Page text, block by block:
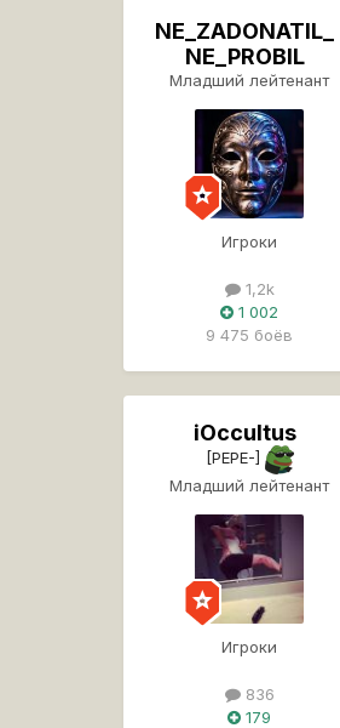
NE_ZADONATIL_
NE_PROBIL
Младший лейтенант
Игроки
1,2k
1 002
9 475 боёв
iOccultus
[PEPE-]
Младший лейтенант
Игроки
836
179